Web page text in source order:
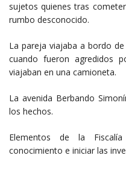
sujetos quienes tras
rumbo desconocido.
La pareja viajaba a bordo
cuando fueron agredidos
viajaban en una camioneta.
La avenida Berbando
los hechos.
Elementos de la
conocimiento e iniciar las